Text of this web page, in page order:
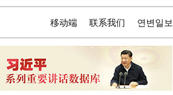
연변일보
联系我们
移动端